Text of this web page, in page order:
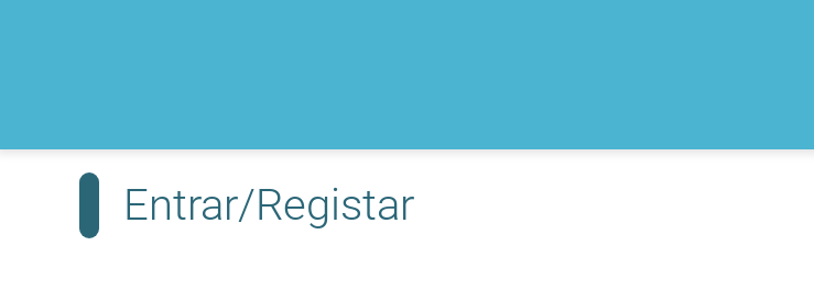
Entrar/Registar